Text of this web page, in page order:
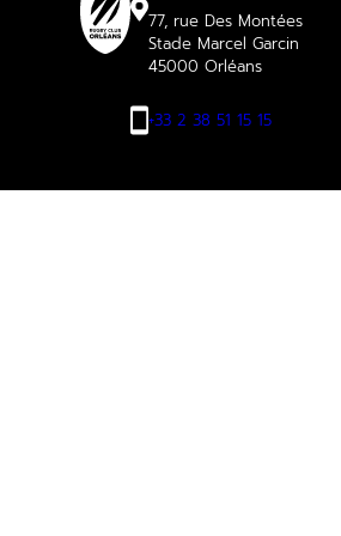
77, rue Des Montées
Stade Marcel Garcin
45000 Orléans
+33 2 38 51 15 15